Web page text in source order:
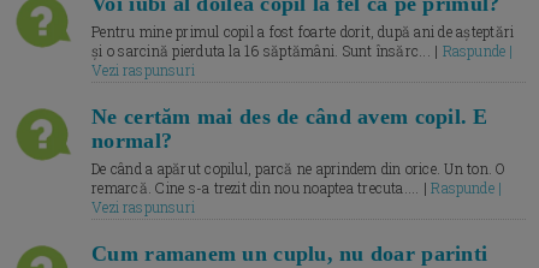
Pentru mine primul copil a fost foarte dorit, după ani de așteptări
și o sarcină pierduta la 16 săptămâni. Sunt însărc... | Raspunde |
Vezi raspunsuri
Ne certăm mai des de când avem copil. E
normal?
De când a apărut copilul, parcă ne aprindem din orice. Un ton. O
remarcă. Cine s-a trezit din nou noaptea trecuta.... |Raspunde |
Vezi raspunsuri
Cum ramanem un cuplu, nu doar parinti